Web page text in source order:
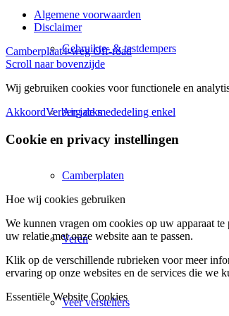
Gebruikte- & testdempers
Air jacks
Camberplaten
Veren
Veer verstellers
Algemene voorwaarden
Disclaimer
Camberplaat4-weg Off-road
Scroll naar bovenzijde
Wij gebruiken cookies voor functionele en
AkkoordVerberg de mededeling enkel
Cookie en privacy instellingen
Hoe wij cookies gebruiken
We kunnen vragen om cookies op uw apparaat
uw relatie met onze website aan te passen.
Klik op de verschillende rubrieken voor meer
ervaring op onze websites en de services die we
Essentiële Website Cookies